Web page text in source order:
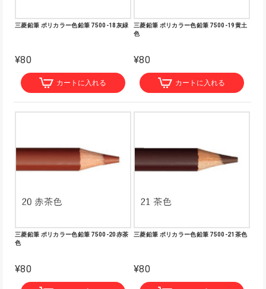
三菱鉛筆 ポリカラー色鉛筆 7500-18灰緑
¥80
カートに入れる
三菱鉛筆 ポリカラー色鉛筆 7500-19黄土
色
¥80
カートに入れる
三菱鉛筆 ポリカラー色鉛筆 7500-20赤茶
色
¥80
三菱鉛筆 ポリカラー色鉛筆 7500-21茶色
¥80